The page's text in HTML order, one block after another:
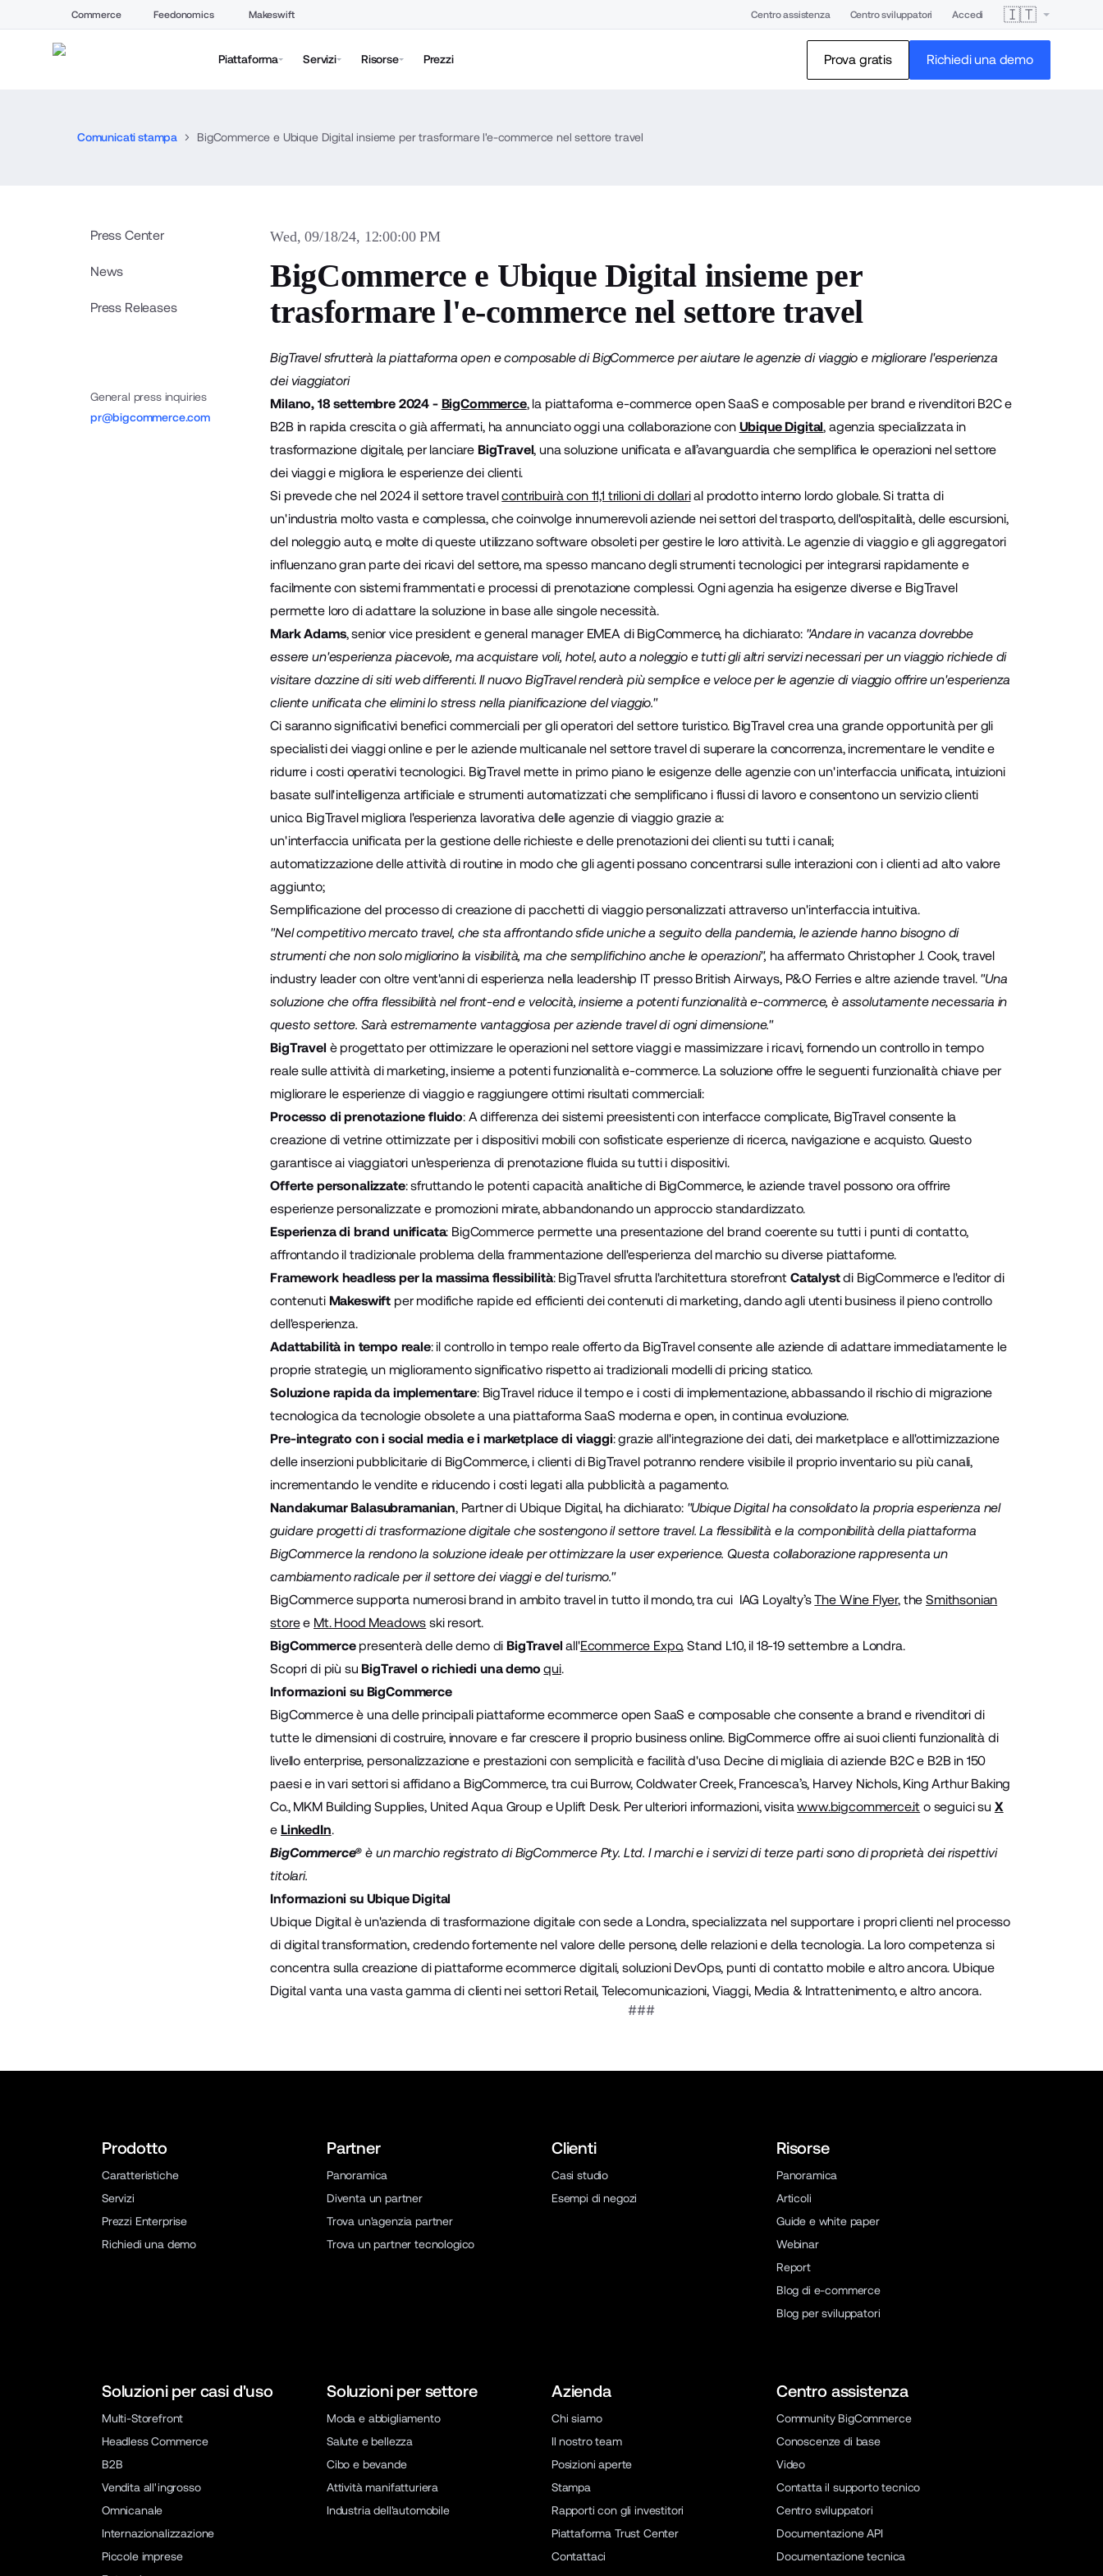
Commerce Feedonomics Makeswift Centro assistenza Centro sviluppatori Accedi 🇮🇹
Piattaforma Servizi Risorse Prezzi Prova gratis Richiedi una demo
Comunicati stampa BigCommerce e Ubique Digital insieme per trasformare l'e-commerce nel settore travel
Press Center
News
Press Releases
General press inquiries
pr@bigcommerce.com
Wed, 09/18/24, 12:00:00 PM
BigCommerce e Ubique Digital insieme per
trasformare l'e-commerce nel settore travel
BigTravel sfrutterà la piattaforma open e composable di BigCommerce per aiutare le agenzie di viaggio e migliorare l'esperienza
dei viaggiatori
Milano, 18 settembre 2024 - BigCommerce, la piattaforma e-commerce open SaaS e composable per brand e rivenditori B2C e
B2B in rapida crescita o già affermati, ha annunciato oggi una collaborazione con Ubique Digital, agenzia specializzata in
trasformazione digitale, per lanciare BigTravel, una soluzione unificata e all’avanguardia che semplifica le operazioni nel settore
dei viaggi e migliora le esperienze dei clienti.
Si prevede che nel 2024 il settore travel contribuirà con 11,1 trilioni di dollarial prodotto interno lordo globale. Si tratta di
un'industria molto vasta e complessa, che coinvolge innumerevoli aziende nei settori del trasporto, dell'ospitalità, delle escursioni,
del noleggio auto, e molte di queste utilizzano software obsoleti per gestire le loro attività. Le agenzie di viaggio e gli aggregatori
influenzano gran parte dei ricavi del settore, ma spesso mancano degli strumenti tecnologici per integrarsi rapidamente e
facilmente con sistemi frammentati e processi di prenotazione complessi. Ogni agenzia ha esigenze diverse e BigTravel
permette loro di adattare la soluzione in base alle singole necessità.
Mark Adams, senior vice president e general manager EMEA di BigCommerce, ha dichiarato: "Andare in vacanza dovrebbe
essere un'esperienza piacevole, ma acquistare voli, hotel, auto a noleggio e tutti gli altri servizi necessari per un viaggio richiede di
visitare dozzine di siti web differenti. Il nuovo BigTravel renderà più semplice e veloce per le agenzie di viaggio offrire un'esperienza
cliente unificata che elimini lo stress nella pianificazione del viaggio."
Ci saranno significativi benefici commerciali per gli operatori del settore turistico. BigTravel crea una grande opportunità per gli
specialisti dei viaggi online e per le aziende multicanale nel settore travel di superare la concorrenza, incrementare le vendite e
ridurre i costi operativi tecnologici. BigTravel mette in primo piano le esigenze delle agenzie con un'interfaccia unificata, intuizioni
basate sull'intelligenza artificiale e strumenti automatizzati che semplificano i flussi di lavoro e consentono un servizio clienti
unico. BigTravel migliora l'esperienza lavorativa delle agenzie di viaggio grazie a:
un'interfaccia unificata per la gestione delle richieste e delle prenotazioni dei clienti su tutti i canali;
automatizzazione delle attività di routine in modo che gli agenti possano concentrarsi sulle interazioni con i clienti ad alto valore
aggiunto;
Semplificazione del processo di creazione di pacchetti di viaggio personalizzati attraverso un'interfaccia intuitiva.
"Nel competitivo mercato travel, che sta affrontando sfide uniche a seguito della pandemia, le aziende hanno bisogno di
strumenti che non solo migliorino la visibilità, ma che semplifichino anche le operazioni", ha affermato Christopher J. Cook, travel
industry leader con oltre vent'anni di esperienza nella leadership IT presso British Airways, P&O Ferries e altre aziende travel. "Una
soluzione che offra flessibilità nel front-end e velocità, insieme a potenti funzionalità e-commerce, è assolutamente necessaria in
questo settore. Sarà estremamente vantaggiosa per aziende travel di ogni dimensione."
BigTravel è progettato per ottimizzare le operazioni nel settore viaggi e massimizzare i ricavi, fornendo un controllo in tempo
reale sulle attività di marketing, insieme a potenti funzionalità e-commerce. La soluzione offre le seguenti funzionalità chiave per
migliorare le esperienze di viaggio e raggiungere ottimi risultati commerciali:
Processo di prenotazione fluido: A differenza dei sistemi preesistenti con interfacce complicate, BigTravel consente la
creazione di vetrine ottimizzate per i dispositivi mobili con sofisticate esperienze di ricerca, navigazione e acquisto. Questo
garantisce ai viaggiatori un'esperienza di prenotazione fluida su tutti i dispositivi.
Offerte personalizzate: sfruttando le potenti capacità analitiche di BigCommerce, le aziende travel possono ora offrire
esperienze personalizzate e promozioni mirate, abbandonando un approccio standardizzato.
Esperienza di brand unificata: BigCommerce permette una presentazione del brand coerente su tutti i punti di contatto,
affrontando il tradizionale problema della frammentazione dell'esperienza del marchio su diverse piattaforme.
Framework headless per la massima flessibilità: BigTravel sfrutta l'architettura storefront Catalystdi BigCommerce e l'editor di
contenuti Makeswift per modifiche rapide ed efficienti dei contenuti di marketing, dando agli utenti business il pieno controllo
dell'esperienza.
Adattabilità in tempo reale: il controllo in tempo reale offerto da BigTravel consente alle aziende di adattare immediatamente le
proprie strategie, un miglioramento significativo rispetto ai tradizionali modelli di pricing statico.
Soluzione rapida da implementare: BigTravel riduce il tempo e i costi di implementazione, abbassando il rischio di migrazione
tecnologica da tecnologie obsolete a una piattaforma SaaS moderna e open, in continua evoluzione.
Pre-integrato con i social media e i marketplace di viaggi: grazie all'integrazione dei dati, dei marketplace e all'ottimizzazione
delle inserzioni pubblicitarie di BigCommerce, i clienti di BigTravel potranno rendere visibile il proprio inventario su più canali,
incrementando le vendite e riducendo i costi legati alla pubblicità a pagamento.
Nandakumar Balasubramanian, Partner di Ubique Digital, ha dichiarato: "Ubique Digital ha consolidato la propria esperienza nel
guidare progetti di trasformazione digitale che sostengono il settore travel. La flessibilità e la componibilità della piattaforma
BigCommerce la rendono la soluzione ideale per ottimizzare la user experience. Questa collaborazione rappresenta un
cambiamento radicale per il settore dei viaggi e del turismo."
BigCommerce supporta numerosi brand in ambito travel in tutto il mondo, tra cui IAG Loyalty’s The Wine Flyer, the Smithsonian
storee Mt. Hood Meadows ski resort.
BigCommercepresenterà delle demo di BigTravelall'Ecommerce Expo, Stand L10, il 18-19 settembre a Londra.
Scopri di più su BigTravel o richiedi una demoqui.
Informazioni su BigCommerce
BigCommerce è una delle principali piattaforme ecommerce open SaaS e composable che consente a brand e rivenditori di
tutte le dimensioni di costruire, innovare e far crescere il proprio business online. BigCommerce offre ai suoi clienti funzionalità di
livello enterprise, personalizzazione e prestazioni con semplicità e facilità d'uso. Decine di migliaia di aziende B2C e B2B in 150
paesi e in vari settori si affidano a BigCommerce, tra cui Burrow, Coldwater Creek, Francesca’s, Harvey Nichols, King Arthur Baking
Co., MKM Building Supplies, United Aqua Group e Uplift Desk. Per ulteriori informazioni, visita www.bigcommerce.it o seguici su X
e LinkedIn.
BigCommerce® è un marchio registrato di BigCommerce Pty. Ltd. I marchi e i servizi di terze parti sono di proprietà dei rispettivi
titolari.
Informazioni su Ubique Digital
Ubique Digital è un'azienda di trasformazione digitale con sede a Londra, specializzata nel supportare i propri clienti nel processo
di digital transformation, credendo fortemente nel valore delle persone, delle relazioni e della tecnologia. La loro competenza si
concentra sulla creazione di piattaforme ecommerce digitali, soluzioni DevOps, punti di contatto mobile e altro ancora. Ubique
Digital vanta una vasta gamma di clienti nei settori Retail, Telecomunicazioni, Viaggi, Media & Intrattenimento, e altro ancora.
###
Prodotto
Caratteristiche
Servizi
Prezzi Enterprise
Richiedi una demo
Partner
Panoramica
Diventa un partner
Trova un'agenzia partner
Trova un partner tecnologico
Clienti
Casi studio
Esempi di negozi
Risorse
Panoramica
Articoli
Guide e white paper
Webinar
Report
Blog di e-commerce
Blog per sviluppatori
Soluzioni per casi d'uso
Multi-Storefront
Headless Commerce
B2B
Vendita all'ingrosso
Omnicanale
Internazionalizzazione
Piccole imprese
Soluzioni per settore
Moda e abbigliamento
Salute e bellezza
Cibo e bevande
Attività manifatturiera
Industria dell'automobile
Azienda
Chi siamo
Il nostro team
Posizioni aperte
Stampa
Rapporti con gli investitori
Piattaforma Trust Center
Contattaci
Centro assistenza
Community BigCommerce
Conoscenze di base
Video
Contatta il supporto tecnico
Centro sviluppatori
Documentazione API
Documentazione tecnica